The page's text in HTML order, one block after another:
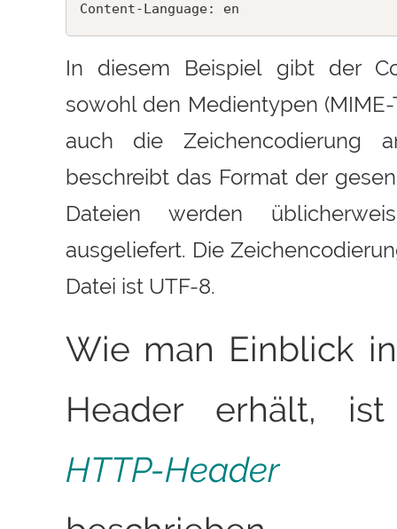
Content-Language: en
In diesem Beispiel gibt der
sowohl den Medientypen
auch die Zeichencodierung
beschreibt das Format der
Dateien werden
ausgeliefert. Die
Datei ist UTF-8.
Wie man Einblick
Header erhält,
HTTP-Header